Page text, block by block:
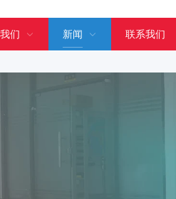
们 新闻 联系我们